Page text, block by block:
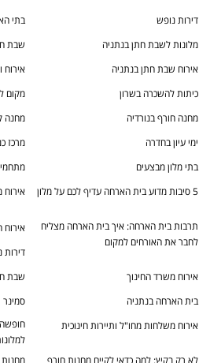
דירות נופש בתי
מלונות לשבת חתן בנתניה שבת
אירוח שבת חתן בנתניה אירוח
כיתות להשכרה בשרון מקום
מחנה חורף בנורדיה מחנה
ימי עיון בחדרה מרכז
בתי מלון מבצעים מתחמי
5 סיבות מדוע בית הארחה עדיף לכם על מלון
תרבות בית הארחה: איך בית הארחה מצליח
לחבר את האורחים למקום
אירוח
דירות
אירוח משרד החינוך שבת
בית הארחה בנתניה סמינר
אירוח משלחות מחו"ל ותיירות חינוכית